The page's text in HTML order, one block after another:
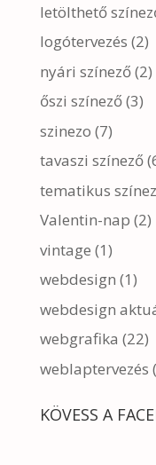
letölthető
logótervezés (2)
nyári színező(2)
őszi színező(3)
szinezo (7)
tavaszi színező
tematikus
Valentin-nap (2)
vintage (1)
webdesign (1)
webdesign
webgrafika (22)
weblaptervezés
KÖVESS A